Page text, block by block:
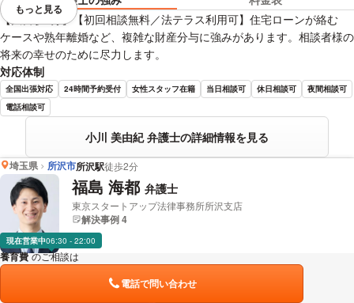
【大宮駅3分】【初回相談無料／法テラス利用可】住宅ローンが絡む
ケースや熟年離婚など、複雑な財産分与に強みがあります。相談者様の
将来の幸せのために尽力します。
対応体制
全国出張対応 24時間予約受付 女性スタッフ在籍 当日相談可 休日相談可
夜間相談可
電話相談可
小川 美由紀 弁護士の詳細情報を見る
視覚的に省略されている要素を
もっと見る
埼玉県 所沢市所沢駅徒歩2分
福島 海都 弁護士
東京スタートアップ法律事務所所沢支店
解決事例 4
現在営業中06:30 - 22:00
養育費 のご相談は
電話で問い合わせ